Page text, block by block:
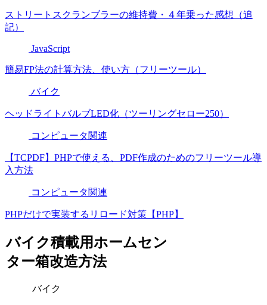
ストリートスクランブラーの維持費・４年乗った感想（追
記）
JavaScript
簡易FP法の計算方法、使い方（フリーツール）
バイク
ヘッドライトバルブLED化（ツーリングセロー250）
コンピュータ関連
【TCPDF】PHPで使える、PDF作成のためのフリーツール導
入方法
コンピュータ関連
PHPだけで実装するリロード対策【PHP】
バイク積載用ホームセン
ター箱改造方法
バイク